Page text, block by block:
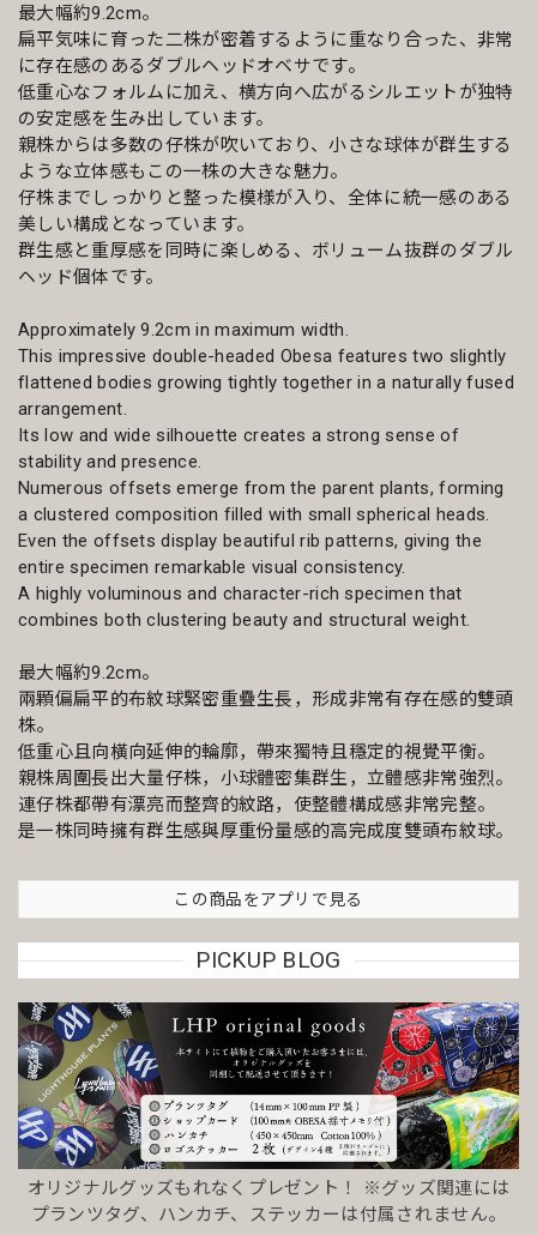
最大幅約9.2cm。
扁平気味に育った二株が密着するように重なり合った、非常
に存在感のあるダブルヘッドオベサです。
低重心なフォルムに加え、横方向へ広がるシルエットが独特
の安定感を生み出しています。
親株からは多数の仔株が吹いており、小さな球体が群生する
ような立体感もこの一株の大きな魅力。
仔株までしっかりと整った模様が入り、全体に統一感のある
美しい構成となっています。
群生感と重厚感を同時に楽しめる、ボリューム抜群のダブル
ヘッド個体です。
Approximately 9.2cm in maximum width.
This impressive double-headed Obesa features two slightly
flattened bodies growing tightly together in a naturally fused
arrangement.
Its low and wide silhouette creates a strong sense of
stability and presence.
Numerous offsets emerge from the parent plants, forming
a clustered composition filled with small spherical heads.
Even the offsets display beautiful rib patterns, giving the
entire specimen remarkable visual consistency.
A highly voluminous and character-rich specimen that
combines both clustering beauty and structural weight.
最大幅約9.2cm。
兩顆偏扁平的布紋球緊密重疊生長，形成非常有存在感的雙頭
株。
低重心且向橫向延伸的輪廓，帶來獨特且穩定的視覺平衡。
親株周圍長出大量仔株，小球體密集群生，立體感非常強烈。
連仔株都帶有漂亮而整齊的紋路，使整體構成感非常完整。
是一株同時擁有群生感與厚重份量感的高完成度雙頭布紋球。
この商品をアプリで見る
PICKUP BLOG
オリジナルグッズもれなくプレゼント！ ※グッズ関連には
プランツタグ、ハンカチ、ステッカーは付属されません。